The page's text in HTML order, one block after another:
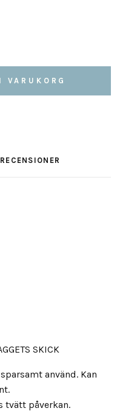
VARUKORG
RECENSIONER
SKICK
använd. Kan
tvätt påverkan.